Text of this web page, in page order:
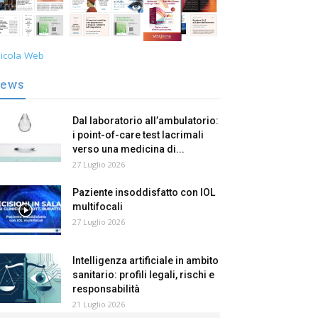
Web
Dal laboratorio all’ambulatorio:
i point-of-care test lacrimali
verso una medicina di...
27 Luglio 2026
Paziente insoddisfatto con IOL
multifocali
27 Luglio 2026
Intelligenza artificiale in ambito
sanitario: profili legali, rischi e
responsabilità
21 Luglio 2026